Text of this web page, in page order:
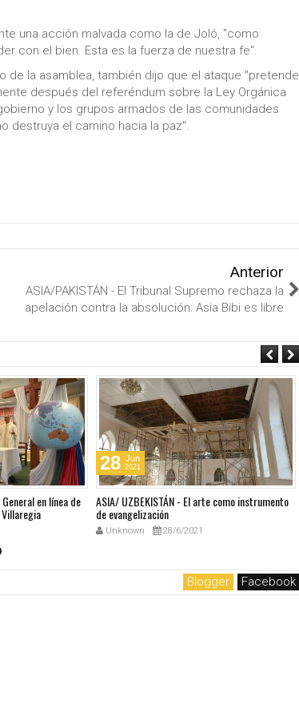
una acción malvada como la de Joló, "como
con el bien. Esta es la fuerza de nuestra fe".
de la asamblea, también dijo que el ataque "pretende
después del referéndum sobre la Ley Orgánica
y los grupos armados de las comunidades
destruya el camino hacia la paz".
Anterior
ASIA/PAKISTÁN - El Tribunal Supremo rechaza la
apelación contra la absolución: Asia Bibi es libre
en línea de
28 Jun
2021
ASIA/ UZBEKISTÁN - El arte como instrumento
de evangelización
Unknown 28/6/2021
Blogger Facebook